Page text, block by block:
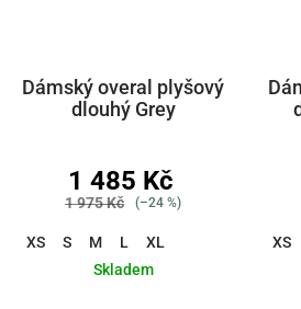
Dámský overal plyšový
dlouhý Grey
1 485 Kč
1 975 Kč (–24 %)
XS S M L
XL
Skladem
XS